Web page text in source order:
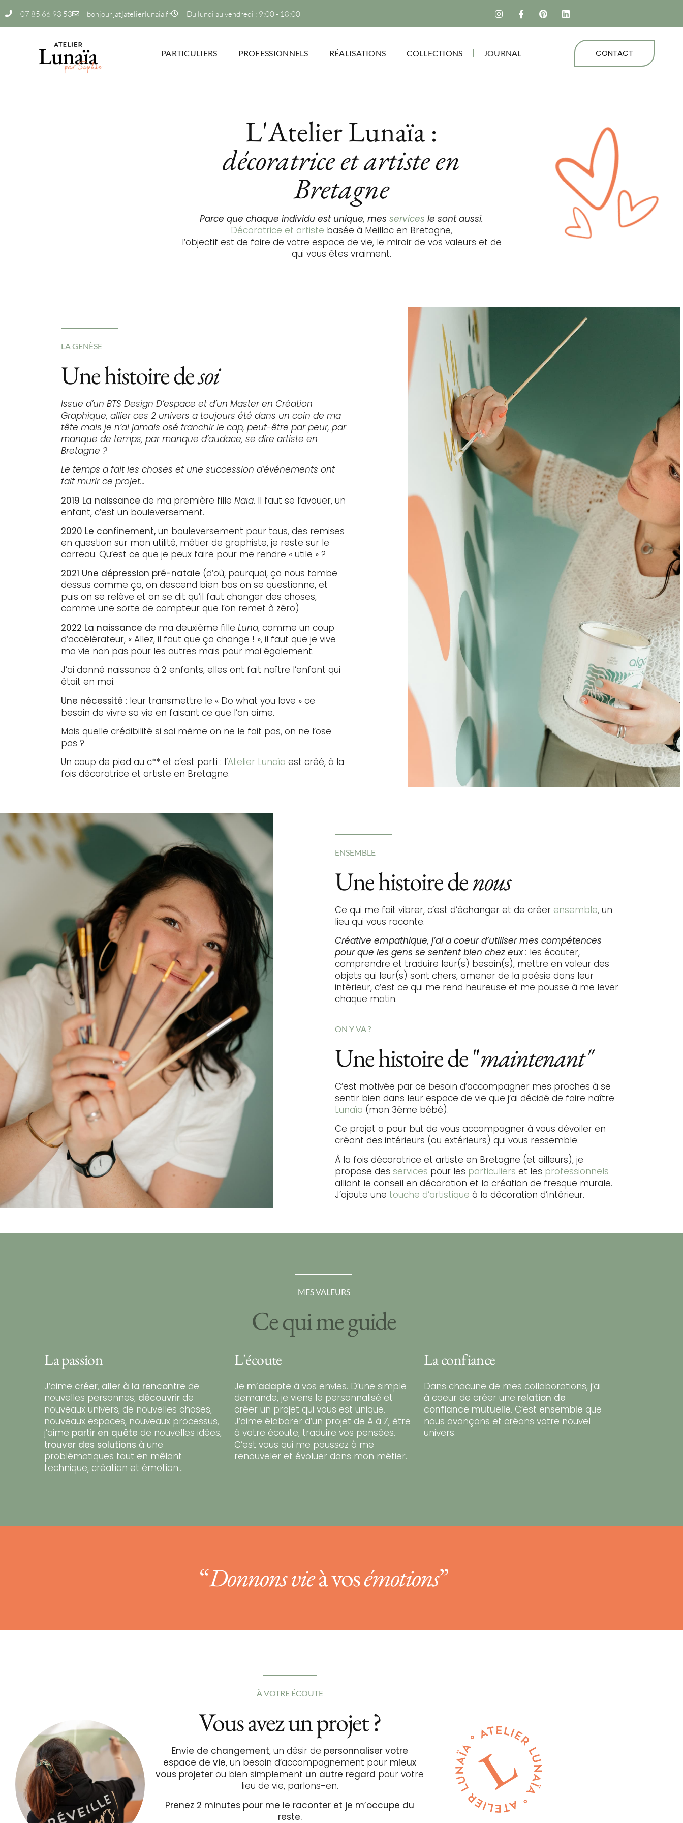
07 85 66 93 53 bonjour[at]atelierlunaia.fr Du lundi au vendredi : 9:00 - 18:00
PARTICULIERS PROFESSIONNELS RÉALISATIONS COLLECTIONS JOURNAL CONTACT
L'Atelier Lunaïa :
décoratrice et artiste en
Bretagne
Parce que chaque individu est unique, mes services le sont aussi.
Décoratrice et artiste basée à Meillac en Bretagne,
l’objectif est de faire de votre espace de vie, le miroir de vos valeurs et de
qui vous êtes vraiment.
LA GENÈSE
Une histoire desoi
Issue d’un BTS Design D’espace et d’un Master en Création
Graphique, allier ces 2 univers a toujours été dans un coin de ma
tête mais je n’ai jamais osé franchir le cap, peut-être par peur, par
manque de temps, par manque d’audace, se dire artiste en
Bretagne ?
Le temps a fait les choses et une succession d’événements ont
fait murir ce projet…
2019 La naissance de ma première filleNaïa. Il faut se l’avouer, un
enfant, c’est un bouleversement.
2020 Le confinement, un bouleversement pour tous, des remises
en question sur mon utilité, métier de graphiste, je reste sur le
carreau. Qu’est ce que je peux faire pour me rendre « utile » ?
2021 Une dépression pré-natale (d’où, pourquoi, ça nous tombe
dessus comme ça, on descend bien bas on se questionne, et
puis on se relève et on se dit qu’il faut changer des choses,
comme une sorte de compteur que l’on remet à zéro)
2022 La naissance de ma deuxième filleLuna, comme un coup
d’accélérateur, « Allez, il faut que ça change ! », il faut que je vive
ma vie non pas pour les autres mais pour moi également.
J’ai donné naissance à 2 enfants, elles ont fait naître l’enfant qui
était en moi.
Une nécessité : leur transmettre le « Do what you love » ce
besoin de vivre sa vie en faisant ce que l’on aime.
Mais quelle crédibilité si soi même on ne le fait pas, on ne l’ose
pas ?
Un coup de pied au c** et c’est parti : l’Atelier Lunaïa est créé, à la
fois décoratrice et artiste en Bretagne.
ENSEMBLE
Une histoire denous
Ce qui me fait vibrer, c’est d’échanger et de créer ensemble, un
lieu qui vous raconte.
Créative empathique, j’ai a coeur d’utiliser mes compétences
pour que les gens se sentent bien chez eux: les écouter,
comprendre et traduire leur(s) besoin(s), mettre en valeur des
objets qui leur(s) sont chers, amener de la poésie dans leur
intérieur, c’est ce qui me rend heureuse et me pousse à me lever
chaque matin.
ON Y VA ?
Une histoire de "maintenant"
C’est motivée par ce besoin d’accompagner mes proches à se
sentir bien dans leur espace de vie que j’ai décidé de faire naître
Lunaïa (mon 3ème bébé).
Ce projet a pour but de vous accompagner à vous dévoiler en
créant des intérieurs (ou extérieurs) qui vous ressemble.
À la fois décoratrice et artiste en Bretagne (et ailleurs), je
propose des services pour les particuliers et les professionnels
alliant le conseil en décoration et la création de fresque murale.
J’ajoute une touche d’artistique à la décoration d’intérieur.
MES VALEURS
Ce qui me guide
La passion
J’aime créer, aller à la rencontre de
nouvelles personnes, découvrir de
nouveaux univers, de nouvelles choses,
nouveaux espaces, nouveaux processus,
j’aime partir en quête de nouvelles idées,
trouver des solutions à une
problématiques tout en mêlant
technique, création et émotion…​
L'écoute
Je m’adapte à vos envies. D’une simple
demande, je viens le personnalisé et
créer un projet qui vous est unique.
J’aime élaborer d’un projet de A à Z, être
à votre écoute, traduire vos pensées.
C’est vous qui me poussez à me
renouveler et évoluer dans mon métier.
La confiance
Dans chacune de mes collaborations, j’ai
à coeur de créer une relation de
confiance mutuelle. C’est ensemble que
nous avançons et créons votre nouvel
univers.​
“Donnons vieà vosémotions”
À VOTRE ÉCOUTE
Vous avez un projet ?
Envie de changement, un désir de personnaliser votre
espace de vie, un besoin d’accompagnement pour mieux
vous projeter ou bien simplement un autre regard pour votre
lieu de vie, parlons-en.
Prenez 2 minutes pour me le raconter et je m’occupe du
reste.